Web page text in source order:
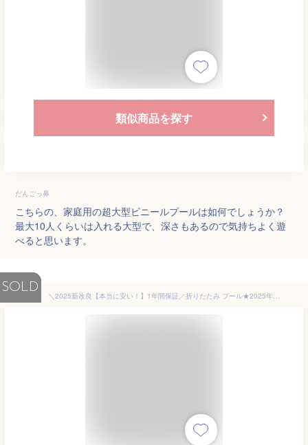
類似商品を探す
だんごっ鼻
こちらの、家庭用の超大型ビニールプールは如何でしょうか？
最大10人くらいは入れる大型で、深さもあるので気持ちよく遊
べると思います。
SOLD
＼2025新改良【本当に安い！】1年間保証／折りたたみ プール★2025年最新版★プール 大型 プール ビニールプール フレームプール 正規品★空気入れ不要★ 家庭用プール 子ども 3M プール 水遊び 5秒で収納OK アウトドア 収納簡単 設置簡単1.85M/2.1M/2.6M/3M/4M